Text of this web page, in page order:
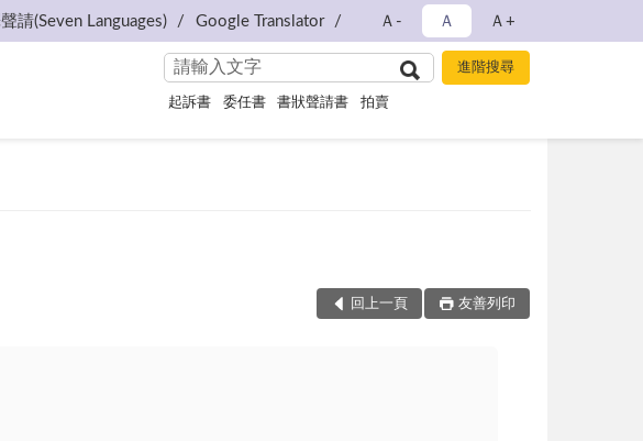
請(Seven Languages) Google Translator Ａ- Ａ Ａ+
起訴書 委任書 書狀聲請書 拍賣
回上一頁 友善列印